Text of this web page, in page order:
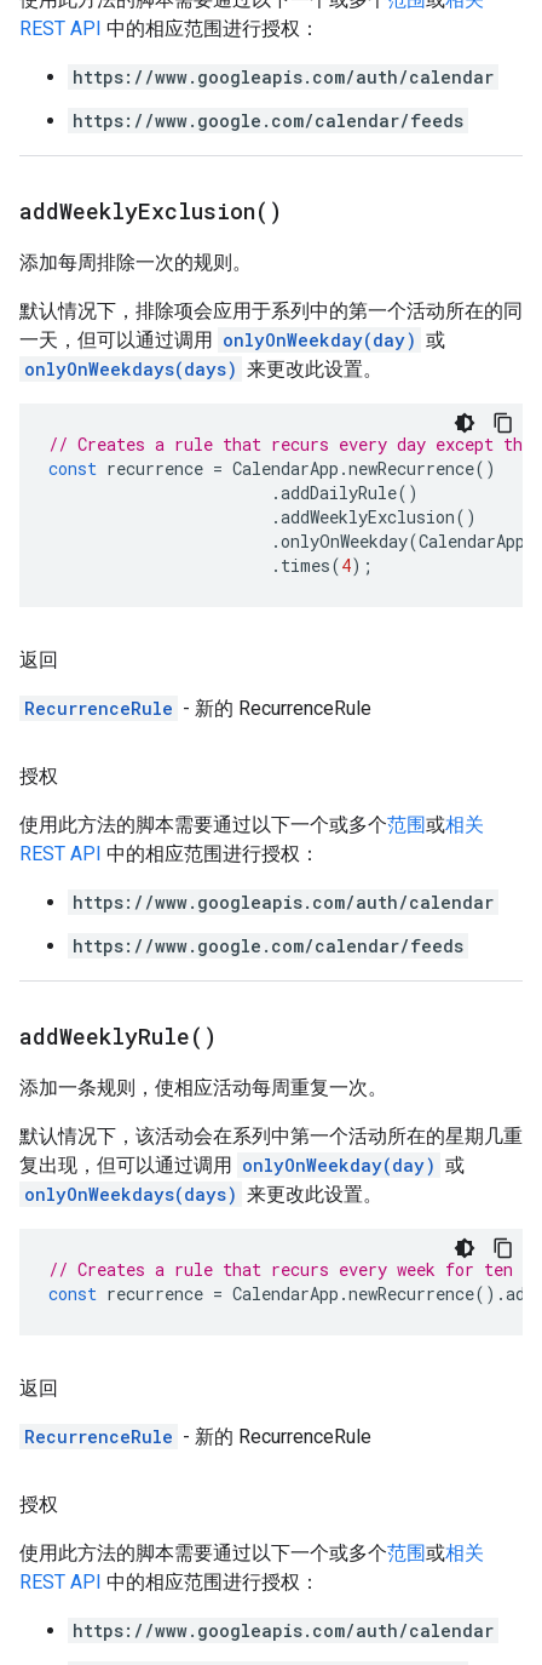
REST API 中的相应范围进行授权：
https://www.googleapis.com/auth/calendar
https://www.google.com/calendar/feeds
addWeeklyExclusion( )
添加每周排除一次的规则。
默认情况下，排除项会应用于系列中的第一个活动所在的同
一天，但可以通过调用 onlyOnWeekday(day) 或
onlyOnWeekdays(days) 来更改此设置。
// Creates a rule that recurs every day except the
const recurrence = CalendarApp .newRecurrence()
.addDailyRule()
.addWeeklyExclusion()
.onlyOnWeekday(CalendarApp
. times(4);
返回
RecurrenceRule - 新的 RecurrenceRule
授权
使用此方法的脚本需要通过以下一个或多个范围或相关
REST API 中的相应范围进行授权：
https://www.googleapis.com/auth/calendar
https://www.google.com/calendar/feeds
addWeeklyRule( )
添加一条规则，使相应活动每周重复一次。
默认情况下，该活动会在系列中第一个活动所在的星期几重
复出现，但可以通过调用 onlyOnWeekday(day) 或
onlyOnWeekdays(days) 来更改此设置。
// Creates a rule that recurs every week for ten
const recurrence = CalendarApp .newRecurrence().
返回
RecurrenceRule - 新的 RecurrenceRule
授权
使用此方法的脚本需要通过以下一个或多个范围或相关
REST API 中的相应范围进行授权：
https://www.googleapis.com/auth/calendar